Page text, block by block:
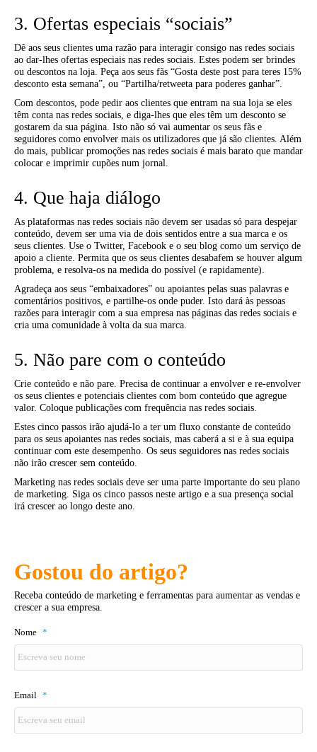
3. Ofertas especiais “sociais”
Dê aos seus clientes uma razão para interagir consigo nas redes sociais
ao dar-lhes ofertas especiais nas redes sociais. Estes podem ser brindes
ou descontos na loja. Peça aos seus fãs “Gosta deste post para teres 15%
desconto esta semana”, ou “Partilha/retweeta para poderes ganhar”.
Com descontos, pode pedir aos clientes que entram na sua loja se eles
têm conta nas redes sociais, e diga-lhes que eles têm um desconto se
gostarem da sua página. Isto não só vai aumentar os seus fãs e
seguidores como envolver mais os utilizadores que já são clientes. Além
do mais, publicar promoções nas redes sociais é mais barato que mandar
colocar e imprimir cupões num jornal.
4. Que haja diálogo
As plataformas nas redes sociais não devem ser usadas só para despejar
conteúdo, devem ser uma via de dois sentidos entre a sua marca e os
seus clientes. Use o Twitter, Facebook e o seu blog como um serviço de
apoio a cliente. Permita que os seus clientes desabafem se houver algum
problema, e resolva-os na medida do possível (e rapidamente).
Agradeça aos seus “embaixadores” ou apoiantes pelas suas palavras e
comentários positivos, e partilhe-os onde puder. Isto dará às pessoas
razões para interagir com a sua empresa nas páginas das redes sociais e
cria uma comunidade à volta da sua marca.
5. Não pare com o conteúdo
Crie conteúdo e não pare. Precisa de continuar a envolver e re-envolver
os seus clientes e potenciais clientes com bom conteúdo que agregue
valor. Coloque publicações com frequência nas redes sociais.
Estes cinco passos irão ajudá-lo a ter um fluxo constante de conteúdo
para os seus apoiantes nas redes sociais, mas caberá a si e à sua equipa
continuar com este desempenho. Os seus seguidores nas redes sociais
não irão crescer sem conteúdo.
Marketing nas redes sociais deve ser uma parte importante do seu plano
de marketing. Siga os cinco passos neste artigo e a sua presença social
irá crescer ao longo deste ano.
Gostou do artigo?
Receba conteúdo de marketing e ferramentas para aumentar as vendas e
crescer a sua empresa.
Nome *
Email *